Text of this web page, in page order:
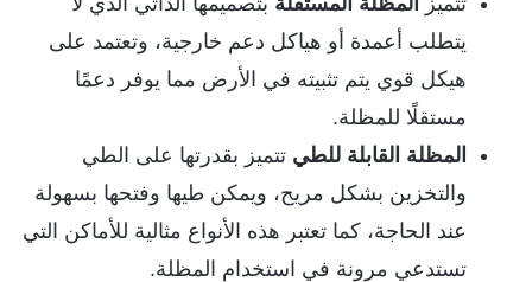
يتطلب أعمدة أو هياكل دعم خارجية، وتعتمد على
هيكل قوي يتم تثبيته في الأرض مما يوفر دعمًا
مستقلًا للمظلة.
المظلة القابلة للطي تتميز بقدرتها على الطي
والتخزين بشكل مريح، ويمكن طيها وفتحها بسهولة
عند الحاجة، كما تعتبر هذه الأنواع مثالية للأماكن التي
تستدعي مرونة في استخدام المظلة.